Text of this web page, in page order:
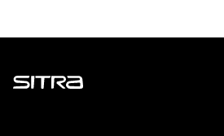
Sitra